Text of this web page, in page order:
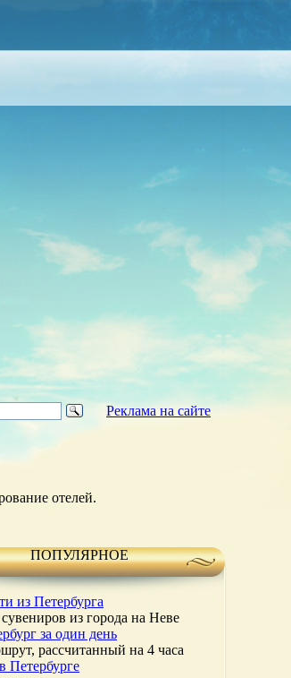
Реклама на сайте
отелей.
ПОПУЛЯРНОЕ
из Петербурга
из города на Неве
за один день
рассчитанный на 4 часа
Петербурге